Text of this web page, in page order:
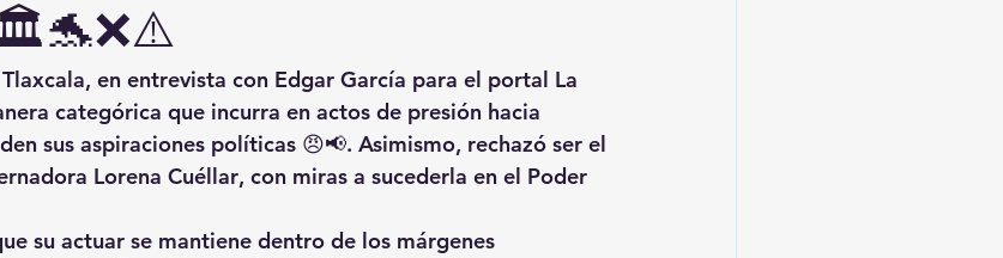
, en entrevista con Edgar García para el portal La
categórica que incurra en actos de presión hacia
sus aspiraciones políticas 😠📢. Asimismo, rechazó ser el
Lorena Cuéllar, con miras a sucederla en el Poder
su actuar se mantiene dentro de los márgenes